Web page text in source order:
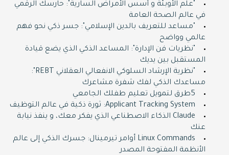
دروس تقوية لكل
المراحل
zoom عبر منصة زوم
متابعة الواجبات
لجميع المواد
ZOOM
"علم الأوبئة و أسس الأمراض السارية": حارسك الرقمي
في عالم الصحة العامة
"مساعد للتعريف بالدين الإسلامي": جسر ذكي نحو فهم
عالمي وواضح
"نظريات فن الإدارة": المساعد الذكي الذي يضع قيادة
المستقبل بين يديك
"نظرية الإرشاد السلوكي الانفعالي العقلاني REBT":
مساعدك الذكي لفك شفرة مشاعرك
5طرق لتمويل تعليم طفلك الجامعي
Applicant Tracking System: ثورة ذكية في عالم التوظيف
Claude الذكاء الاصطناعي الذي يفكر معك، و ينفذ نيابة
عنك
Linux Commands أوامر تيرمينال: جسرك الذكي إلى عالم
الأنظمة المفتوحة المصدر